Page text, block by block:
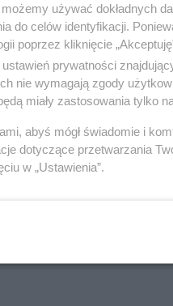
matce prawa te
ale co 2 tygodnie.
używać dokładnych
do celów identyfikacji.
poprzez kliknięcie
prywatności
nie wymagają zgody
miały zastosowania tylko
abyś mógł świadomie i
dotyczące przetwarzania
w „Ustawienia”.